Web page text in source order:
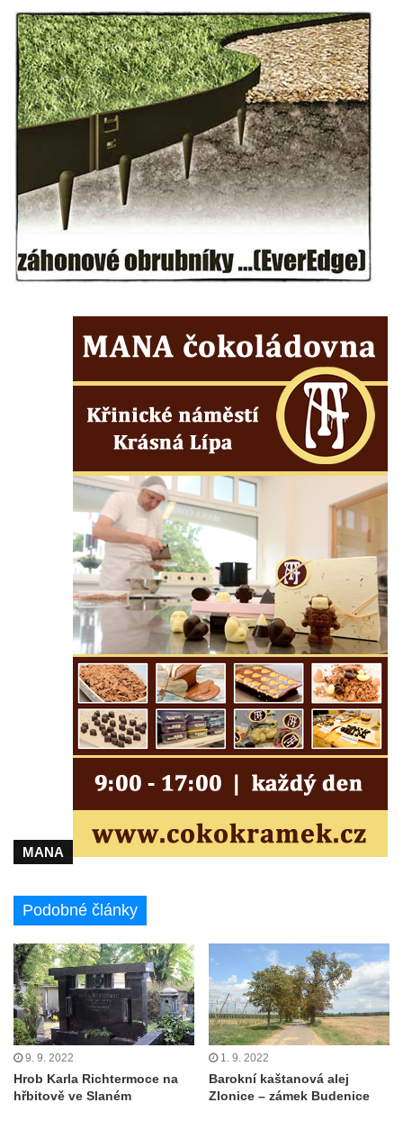
kostela svaté Rodiny v Českých
Budějovicích
Socha S tebou v parku na Senovážném
náměstí v Českých Budějovicích
Socha Tornádo v parku na Senovážném
náměstí v Českých Budějovicích
Sousoší Humanoidi na Lannově třídě v
Českých Budějovicích
Pomník Vojtěcha Adalberta Lanny v parku
Na Sadech v Českých Budějovicích
Pomník Přemysla Otakara II. v parku Na
Socha Mateřství v parku Na Sadech v
Českých Budějovicích
Památník Otokara Mokrého v parku Na
Sadech v Českých Budějovicích
Poslední dochovaný tramvajový sloup na
Socha Civilizovaní na Husově třídě v
Českých Budějovicích
Socha svatého Jana Nepomuckého Na
Sadech u Mlýnské stoky v Českých
Budějovicích
Socha svatého Václava u pramene v
Semilech
Sochy brouků u Mlýnské stoky v Českých
Budějovicích
Socha svatého Vincence Ferrerského na
nádvoří kláštera dominikánů v Českých
Socha svatého Zachariáše na nádvoří
Budějovicích
Socha svatého Josefa na nádvoří kláštera
Socha svaté Anny na nádvoří kláštera
dominikánů v Českých Budějovicích
Socha svatého Dominika na nádvoří
kláštera dominikánů v Českých
Budějovicích
Sousoší Kalvárie před klášterem
Českých Budějovicích
MANA
Podobné články
9. 9. 2022
Hrob Karla Richtermoce na
hřbitově ve Slaném
1. 9. 2022
Barokní kaštanová alej
Zlonice – zámek Budenice